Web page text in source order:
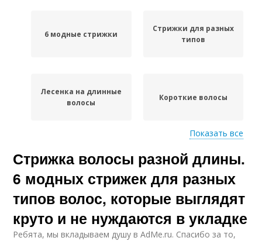
6 модные стрижки
Стрижки для разных
типов
Лесенка на длинные
волосы
Короткие волосы
Асимметричные
стрижки
Показать все
Стрижка волосы разной длины.
6 модных стрижек для разных
типов волос, которые выглядят
круто и не нуждаются в укладке
Ребята, мы вкладываем душу в AdMe.ru. Cпасибо за то,